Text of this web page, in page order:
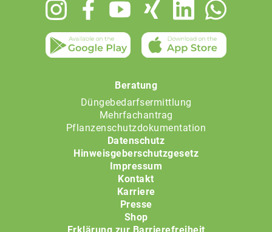
Beratung
Düngebedarfsermittlung
Mehrfachantrag
Pflanzenschutzdokumentation
Datenschutz
Hinweisgeberschutzgesetz
Impressum
Kontakt
Karriere
Presse
Shop